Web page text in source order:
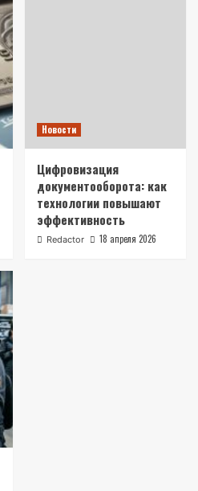
Новости
Цифровизация
документооборота: как
технологии повышают
эффективность
Redactor 18 апреля 2026